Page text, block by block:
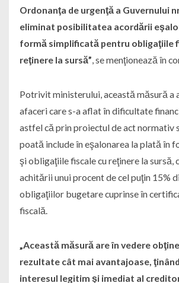
Ordonanţa de urgenţă a Guvernului
eliminat posibilitatea acordării
formă simplificată pentru obligaţiile
reţinere la sursă”, se menţionează în
Potrivit ministerului, această măsură a
afaceri care s-a aflat în dificultate
astfel că prin proiectul de act normativ
poată include în eşalonarea la plată în
şi obligaţiile fiscale cu reţinere la sursă,
achitării unui procent de cel puţin 15%
obligaţiilor bugetare cuprinse în
fiscală.
„Această măsură are în vedere
rezultate cât mai avantajoase,
interesul legitim şi imediat al